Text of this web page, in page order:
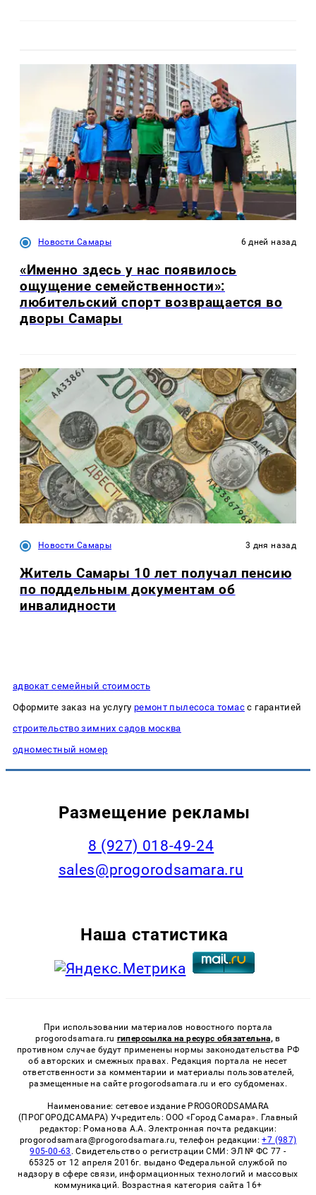
Новости Самары 6 дней назад
«Именно здесь у нас появилось
ощущение семейственности»:
любительский спорт возвращается во
дворы Самары
Новости Самары 3 дня назад
Житель Самары 10 лет получал пенсию
по поддельным документам об
инвалидности
адвокат семейный стоимость
Оформите заказ на услугу ремонт пылесоса томасс гарантией
строительство зимних садов москва
одноместный номер
Размещение рекламы
8 (927) 018-49-24
sales@progorodsamara.ru
Наша статистика
При использовании материалов новостного портала
progorodsamara.ru гиперссылка на ресурс обязательна, в
противном случае будут применены нормы законодательства РФ
об авторских и смежных правах. Редакция портала не несет
ответственности за комментарии и материалы пользователей,
размещенные на сайте progorodsamara.ru и его субдоменах.
Наименование: сетевое издание PROGORODSAMARA
(ПРОГОРОДСАМАРА) Учредитель: ООО «Город Самара». Главный
редактор: Романова А.А. Электронная почта редакции:
progorodsamara@progorodsamara.ru, телефон редакции:+7 (987)
905-00-63 . Свидетельство о регистрации СМИ: ЭЛ № ФС 77 -
65325 от 12 апреля 2016г. выдано Федеральной службой по
надзору в сфере связи, информационных технологий и массовых
коммуникаций. Возрастная категория сайта 16+